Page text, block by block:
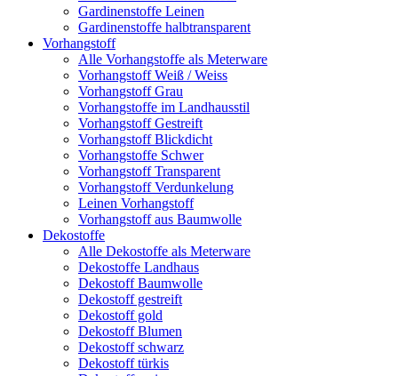
Gardinenstoffe Leinen
Gardinenstoffe halbtransparent
Vorhangstoff
Alle Vorhangstoffe als Meterware
Vorhangstoff Weiß / Weiss
Vorhangstoff Grau
Vorhangstoffe im Landhausstil
Vorhangstoff Gestreift
Vorhangstoff Blickdicht
Vorhangstoffe Schwer
Vorhangstoff Transparent
Vorhangstoff Verdunkelung
Leinen Vorhangstoff
Vorhangstoff aus Baumwolle
Dekostoffe
Alle Dekostoffe als Meterware
Dekostoffe Landhaus
Dekostoff Baumwolle
Dekostoff gestreift
Dekostoff gold
Dekostoff Blumen
Dekostoff schwarz
Dekostoff türkis